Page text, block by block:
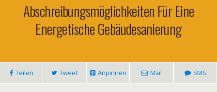
Abschreibungsmöglichkeiten Für Eine
Energetische Gebäudesanierung
Teilen Tweet Anpinnen Mail SMS